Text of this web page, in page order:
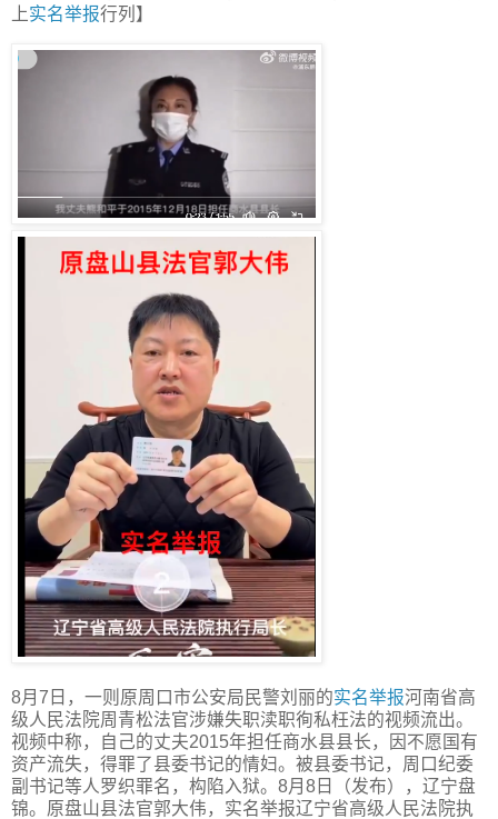
上实名举报行列】
8月7日，一则原周口市公安局民警刘丽的实名举报河南省高
级人民法院周青松法官涉嫌失职渎职徇私枉法的视频流出。
视频中称，自己的丈夫2015年担任商水县县长，因不愿国有
资产流失，得罪了县委书记的情妇。被县委书记，周口纪委
副书记等人罗织罪名，构陷入狱。8月8日（发布），辽宁盘
锦。原盘山县法官郭大伟，实名举报辽宁省高级人民法院执